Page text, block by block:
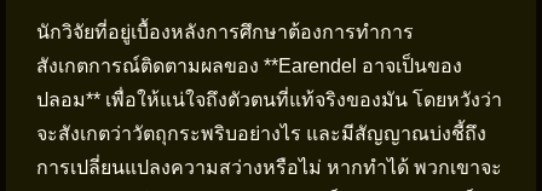
นักวิจัยที่อยู่เบื้องหลังการศึกษาต้องการทำการ
สังเกตการณ์ติดตามผลของ **Earendel อาจเป็นของ
ปลอม** เพื่อให้แน่ใจถึงตัวตนที่แท้จริงของมัน โดยหวังว่า
จะสังเกตว่าวัตถุกระพริบอย่างไร และมีสัญญาณบ่งชี้ถึง
การเปลี่ยนแปลงความสว่างหรือไม่ หากทำได้ พวกเขาจะ